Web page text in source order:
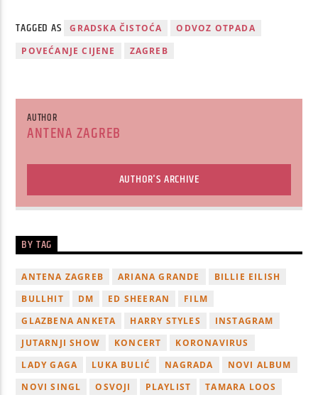
TAGGED AS GRADSKA ČISTOĆA
ODVOZ OTPADA
POVEĆANJE CIJENE
ZAGREB
AUTHOR
ANTENA ZAGREB
AUTHOR'S ARCHIVE
BY TAG
ANTENA ZAGREB ARIANA GRANDE
BILLIE EILISH
BULLHIT
DM ED SHEERAN
FILM
GLAZBENA ANKETA
HARRY STYLES
INSTAGRAM
JUTARNJI SHOW
KONCERT
KORONAVIRUS
LADY GAGA
LUKA BULIĆ NAGRADA
NOVI ALBUM
NOVI SINGL
OSVOJI PLAYLIST
TAMARA LOOS